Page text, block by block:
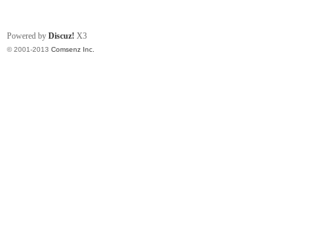
Powered by Discuz! X3
© 2001-2013 Comsenz Inc.